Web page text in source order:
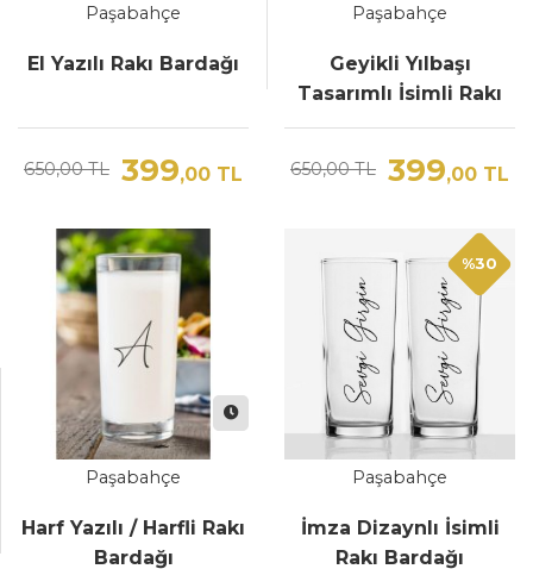
Paşabahçe
El Yazılı Rakı Bardağı
650,00 TL 399,00 TL
Paşabahçe
Geyikli Yılbaşı
Tasarımlı İsimli Rakı
Bardağı
650,00 TL 399,00 TL
Paşabahçe
Harf Yazılı / Harfli Rakı
Bardağı
Paşabahçe
İmza Dizaynlı İsimli
Rakı Bardağı
%30